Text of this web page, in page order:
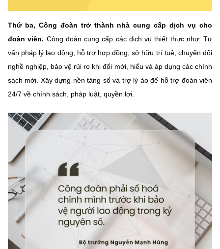
Thứ ba, Công đoàn trở thành nhà cung cấp dịch vụ cho
đoàn viên. Công đoàn cung cấp các dịch vụ thiết thực như: Tư
vấn pháp lý lao động, hỗ trợ hợp đồng, sở hữu trí tuệ, chuyển đổi
nghề nghiệp, bảo vệ rủi ro khi đổi mới, hiểu và áp dụng các chính
sách mới. Xây dựng nền tảng số và trợ lý ảo để hỗ trợ đoàn viên
24/7 về chính sách, pháp luật, quyền lợi.